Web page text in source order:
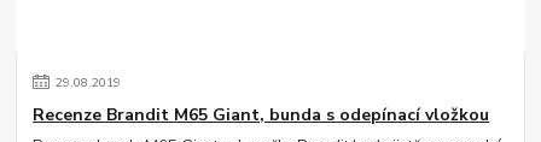
29.08.2019
Recenze Brandit M65 Giant, bunda s odepínací vložkou